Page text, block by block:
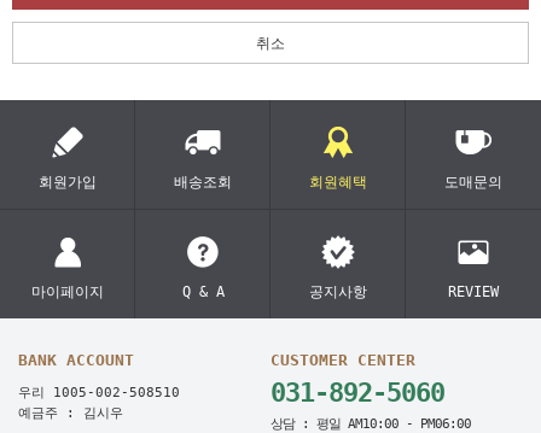
취소
회원가입 배송조회 회원혜택 도매문의
마이페이지 Q & A 공지사항 REVIEW
BANK ACCOUNT
우리 1005-002-508510
예금주 : 김시우
CUSTOMER CENTER
031-892-5060
상담 : 평일 AM10:00 - PM06:00